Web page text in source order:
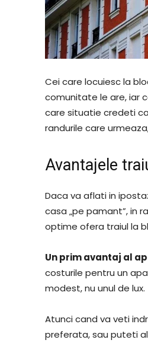
Cei care locuiesc la
comunitate le are, iar
care situatie credeti
randurile care
Avantajele
Daca va aflati in
casa „pe pamant”, in
optime ofera traiul la
Un prim avantaj al
costurile pentru un
modest, nu unul de lux.
Atunci cand va veti
preferata, sau puteti